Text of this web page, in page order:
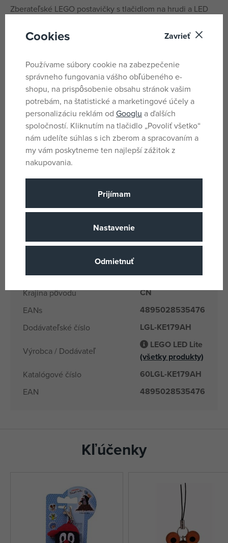
Zberateľské LEGO postavičky s tlačidlom na hrudi a LED
figúrok!
súčasťou balenia.
Odporúčaný vek: 6+
Parametre
Pohlavie Pro holky i kluky
Batéria súčasť balenia Áno
Materiál Plast
Názov podskupiny tovaru
Vek od 6 rokov
Krajina pôvodu CN
EANs 4895028535476
Dodávateľské číslo LGL-KE179AH
Výrobca / Dodávateľ
LEGO LED Lite
(všetky produkty)
Katalógové číslo 60LGL-KE179AH
EAN 4895028535476
Kľúčenky
Cookies Zavrieť
Používame súbory cookie na zabezpečenie
správneho fungovania vášho obľúbeného e-
shopu, na prispôsobenie obsahu stránok vašim
potrebám, na štatistické a marketingové účely a
personalizáciu reklám od Googlu a ďalších
spoločností. Kliknutím na tlačidlo „Povoliť všetko“
nám udelíte súhlas s ich zberom a spracovaním a
my vám poskytneme ten najlepší zážitok z
nakupovania.
Prijímam
Nastavenie
Odmietnuť